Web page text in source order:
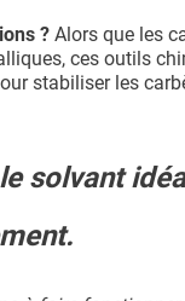
? Alors que les
ces outils
stabiliser les
le solvant